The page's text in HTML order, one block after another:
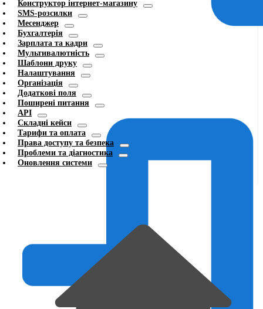
Конструктор інтернет-магазину
SMS-розсилки
Месенджер
Бухгалтерія
Зарплата та кадри
Мультивалютність
Шаблони друку
Налаштування
Організація
Додаткові поля
Поширені питання
API
Складні кейси
Тарифи та оплата
Права доступу та безпека
Проблеми та діагностика
Оновлення системи